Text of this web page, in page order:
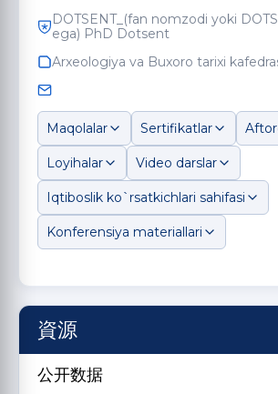
DOTSENT_(fan nomzodi yoki
ega) PhD Dotsent
Arxeologiya va Buxoro tarixi
Maqolalar Sertifikatlar
Loyihalar Video darslar
Iqtiboslik ko`rsatkichlari sahifasi
Konferensiya materiallari
資源
公开数据